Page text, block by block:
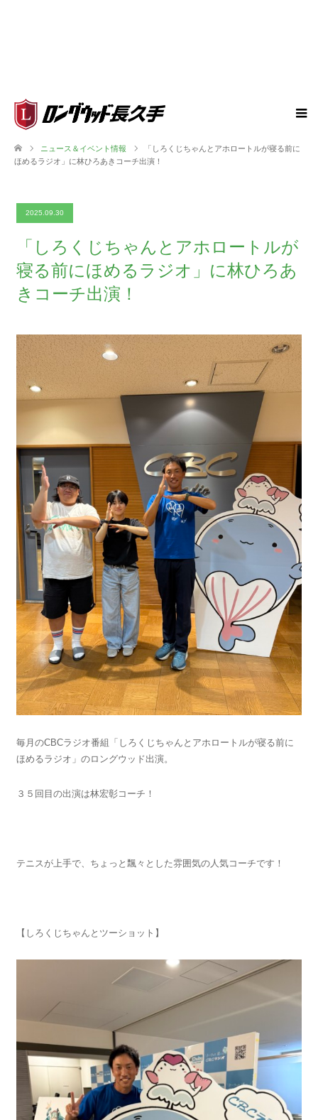
ニュース＆イベント情報
「しろくじちゃんとアホロートルが寝る前に
ほめるラジオ」に林ひろあきコーチ出演！
2025.09.30
「しろくじちゃんとアホロートルが
寝る前にほめるラジオ」に林ひろあ
きコーチ出演！
毎月のCBCラジオ番組「しろくじちゃんとアホロートルが寝る前に
ほめるラジオ」のロングウッド出演。
３５回目の出演は林宏彰コーチ！
テニスが上手で、ちょっと飄々とした雰囲気の人気コーチです！
【しろくじちゃんとツーショット】